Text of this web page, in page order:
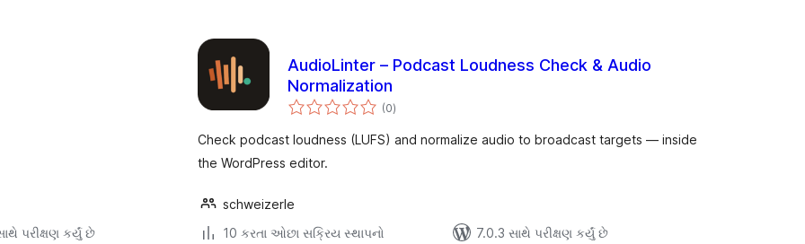
પરીક્ષણ કર્યું છે
AudioLinter – Podcast Loudness Check & Audio
Normalization
(0કુલ
રેટિંગ્સ
)
Check podcast loudness (LUFS) and normalize audio to broadcast targets — inside
the WordPress editor.
schweizerle
10 કરતા ઓછા સક્રિય સ્થાપનો
7.0.3 સાથે પરીક્ષણ કર્યું છે